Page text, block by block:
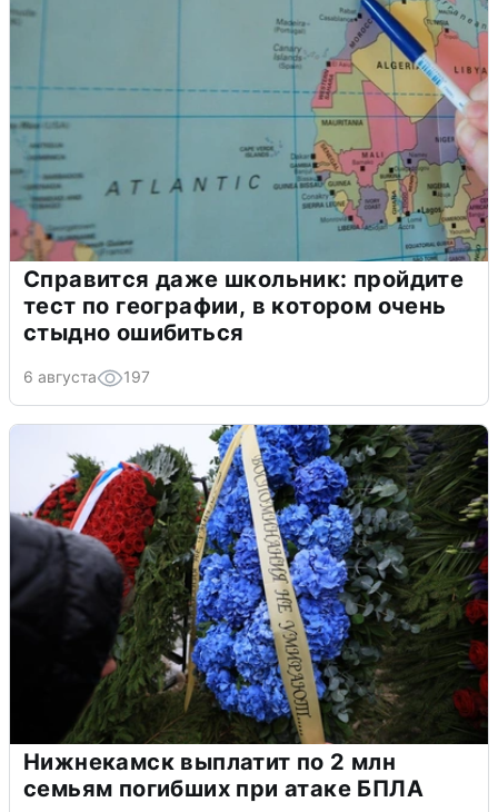
Справится даже школьник: пройдите
тест по географии, в котором очень
стыдно ошибиться
6 августа 197
Нижнекамск выплатит по 2 млн
семьям погибших при атаке БПЛА